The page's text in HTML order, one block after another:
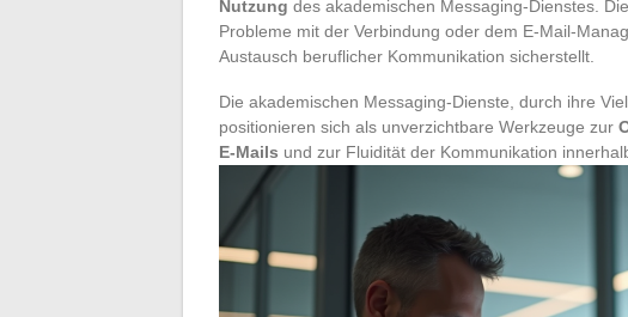
Nutzung des akademischen Messaging-Dienstes.
Probleme mit der Verbindung oder dem E-Mail-
Austausch beruflicher Kommunikation sicherstellt.
Die akademischen Messaging-Dienste, durch ihre
positionieren sich als unverzichtbare Werkzeuge zur
E-Mails und zur Fluidität der Kommunikation